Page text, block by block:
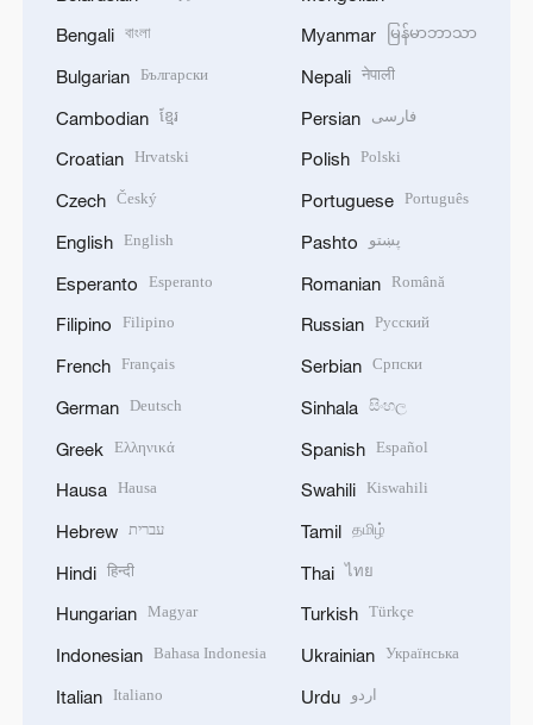
Bengali বাংলা
Bulgarian Български
Cambodian ខ្មែរ
Croatian Hrvatski
Czech Český
English English
Esperanto Esperanto
Filipino Filipino
French Français
German Deutsch
Greek Ελληνικά
Hausa Hausa
Hebrew עברית
Hindi हिन्दी
Hungarian Magyar
Indonesian Bahasa Indonesia
Italian Italiano
Myanmar မြန်မာဘာသာ
Nepali नेपाली
Persian فارسی
Polish Polski
Portuguese Português
Pashto پښتو
Romanian Română
Russian Русский
Serbian Српски
Sinhala සිංහල
Spanish Español
Swahili Kiswahili
Tamil தமிழ்
Thai ไทย
Turkish Türkçe
Ukrainian Українська
Urdu اردو